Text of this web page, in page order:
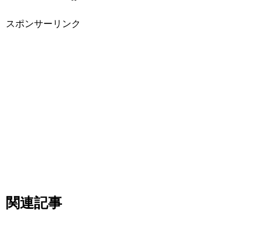
スポンサーリンク
関連記事